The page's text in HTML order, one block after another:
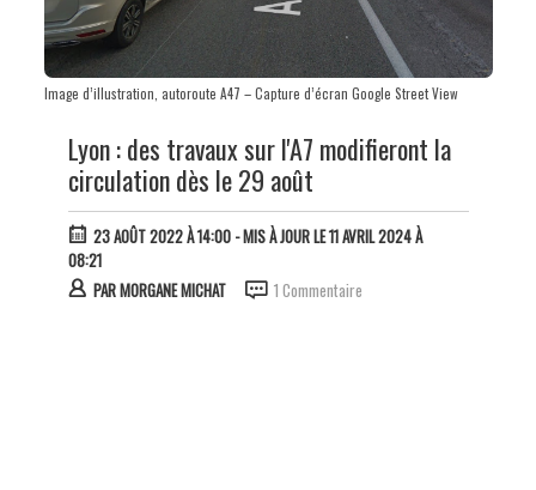
Image d’illustration, autoroute A47 – Capture d’écran Google Street View
Lyon : des travaux sur l'A7 modifieront la
circulation dès le 29 août
23 AOÛT 2022 À 14:00- MIS À JOUR LE 11 AVRIL 2024 À
08:21
PARMORGANE MICHAT 1 Commentaire